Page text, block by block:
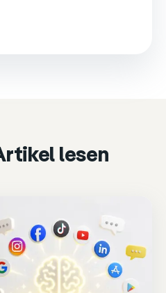
lesen